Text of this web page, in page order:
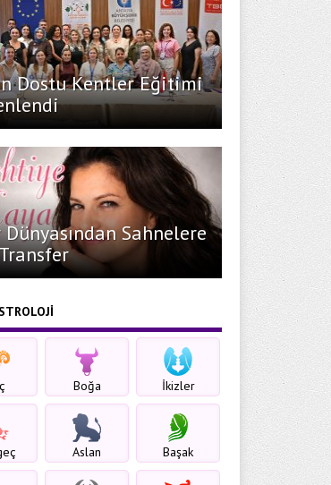
Dostu Kentler Eğitimi
Dünyasından Sahnelere
Boğa İkizler
Aslan Başak